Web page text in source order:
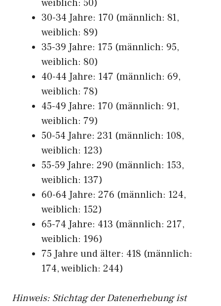
weiblich: 50)
30-34 Jahre: 170 (männlich: 81,
weiblich: 89)
35-39 Jahre: 175 (männlich: 95,
weiblich: 80)
40-44 Jahre: 147 (männlich: 69,
weiblich: 78)
45-49 Jahre: 170 (männlich: 91,
weiblich: 79)
50-54 Jahre: 231 (männlich: 108,
weiblich: 123)
55-59 Jahre: 290 (männlich: 153,
weiblich: 137)
60-64 Jahre: 276 (männlich: 124,
weiblich: 152)
65-74 Jahre: 413 (männlich: 217,
weiblich: 196)
75 Jahre und älter: 418 (männlich:
174, weiblich: 244)
Hinweis: Stichtag der Datenerhebung ist